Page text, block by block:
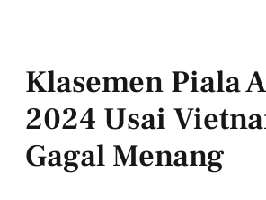
Klasemen Piala
2024 Usai
Gagal Menang